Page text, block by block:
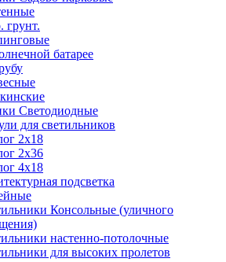
грунт.
батарее
Светодиодные
для светильников
2х18
2х36
4х18
подсветка
Консольные (уличного
настенно-потолочные
для высоких пролетов